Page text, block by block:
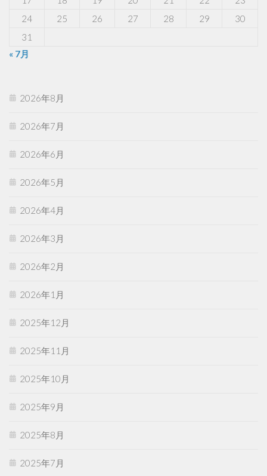
24
25 26 27 28 29
30
31
« 7月
2026年8月
2026年7月
2026年6月
2026年5月
2026年4月
2026年3月
2026年2月
2026年1月
2025年12月
2025年11月
2025年10月
2025年9月
2025年8月
2025年7月